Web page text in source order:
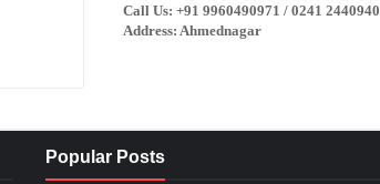
Call Us: +91 9960490971 / 0241 2440940
Address: Ahmednagar
Popular Posts